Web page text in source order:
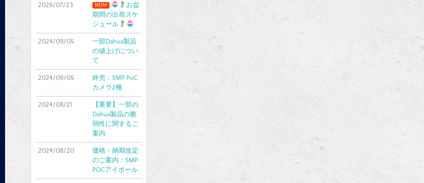
2026/07/23 NEW!
お盆
期間の出荷スケ
ジュール
2024/09/05
一部Dahua製品
の値上げについ
て
2024/09/05
終売：5MP PoC
カメラ2種
2024/08/21
【重要】一部の
Dahua製品の脆
弱性に関するご
案内
2024/08/20
価格・納期改定
のご案内：5MP
POCアイボール